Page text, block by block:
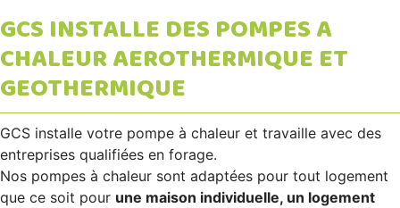
GCS INSTALLE DES POMPES A
CHALEUR AEROTHERMIQUE ET
GEOTHERMIQUE
GCS installe votre pompe à chaleur et travaille avec des
entreprises qualifiées en forage.
Nos pompes à chaleur sont adaptées pour tout logement
que ce soit pour une maison individuelle, un logement